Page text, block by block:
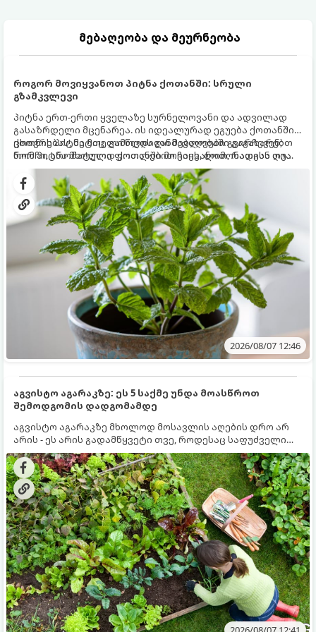
მებაღეობა და მეურნეობა
როგორ მოვიყვანოთ პიტნა ქოთანში: სრული
გზამკვლევი
პიტნა ერთ-ერთი ყველაზე სურნელოვანი და ადვილად
გასაზრდელი მცენარეა. ის იდეალურად ეგუება ქოთანში
ცხოვრებას, მეტიც, გამოცდილი მებაღეები გვირჩევენ,
რომ პიტნა მხოლოდ ქოთანში მოვიყვანოთ, რადგან ღია
გრუნტში (ბაღში) დარგვისას ის ფესვებით ძალიან
სწრაფად ვრცელდება და სხვა მცენარეებს ავიწროებს.
ქოთნის პიტნა მთელი წლის განმავლობაში გაგახარებთ
ნორჩი, არომატული ფოთლებით ჩაის, ლიმონათისა თუ
კერძებისთვის.
2026/08/07 12:46
აგვისტო აგარაკზე: ეს 5 საქმე უნდა მოასწროთ
შემოდგომის დადგომამდე
აგვისტო აგარაკზე მხოლოდ მოსავლის აღების დრო არ
არის - ეს არის გადამწყვეტი თვე, როდესაც საფუძველი
ეყრება მომავალი წლის მოსავალს და ბაღი მზადდება
შემოდგომა-ზამთრის სეზონისთვის. იმისათვის, რომ
ნიადაგმა ენერგია აღიდგინოს, ხოლო მცენარეებმა
ზამთარს გაუძლონ, აგვისტოს ბოლომდე 5
მნიშვნელოვანი საქმის გაკეთება უნდა მოასწროთ: